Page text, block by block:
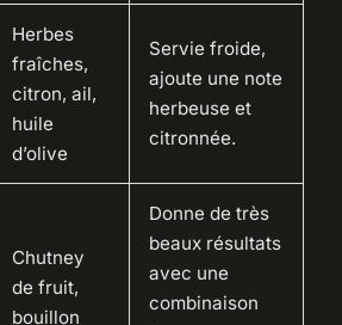
Herbes
fraîches,
citron, ail,
huile
d’olive
Servie froide,
ajoute une note
herbeuse et
citronnée.
Chutney
de fruit,
bouillon
Donne de très
beaux résultats
avec une
combinaison